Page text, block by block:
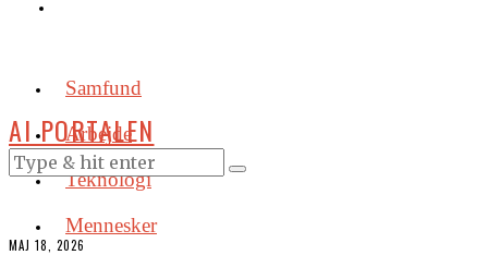
Samfund
Arbejde
Teknologi
Mennesker
AI PORTALEN
MAJ 18, 2026